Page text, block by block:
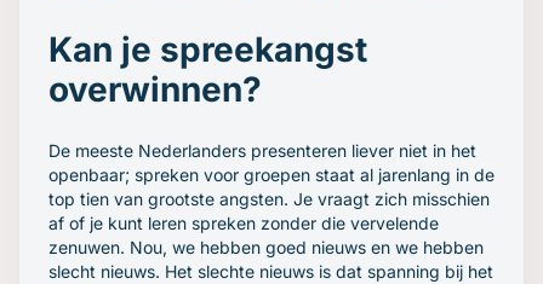
Kan je spreekangst
overwinnen?
De meeste Nederlanders presenteren liever niet in het
openbaar; spreken voor groepen staat al jarenlang in de
top tien van grootste angsten. Je vraagt zich misschien
af of je kunt leren spreken zonder die vervelende
zenuwen. Nou, we hebben goed nieuws en we hebben
slecht nieuws. Het slechte nieuws is dat spanning bij het